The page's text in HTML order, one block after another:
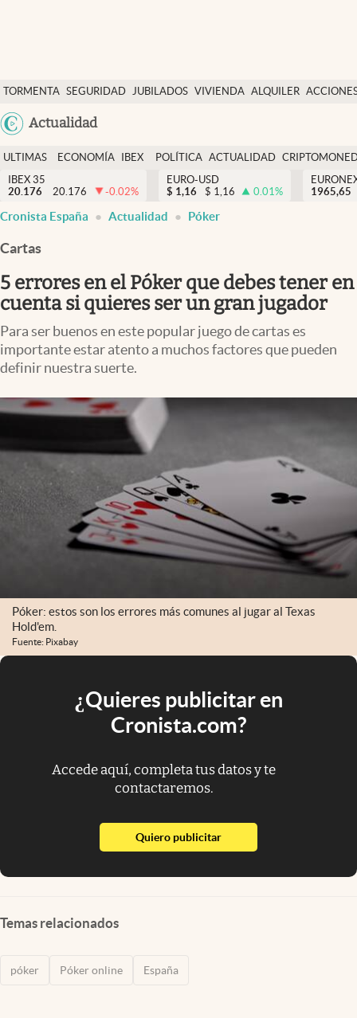
TORMENTA SEGURIDAD JUBILADOS VIVIENDA ALQUILER
USA
Actualidad
Economía y finanzas
Política
Actualidad
Criptomonedas
España
ULTIMAS
NOTICIAS
ECONOMÍA
FINANZAS
IBEX
EURO
POLÍTICA ACTUALIDAD
IBEX 35
20.176
20.176 -0.02%
EURO-USD
$ 1,16 $ 1,16 0.01%
1965,65
Cronista España Actualidad Póker
Cartas
5 errores en el Póker que debes tener en
cuenta si quieres ser un gran jugador
Para ser buenos en este popular juego de cartas es
importante estar atento a muchos factores que pueden
definir nuestra suerte.
Póker: estos son los errores más comunes al jugar al Texas
Hold'em.
Fuente: Pixabay
¿Quieres publicitar en
Cronista.com?
Accede aquí, completa tus datos y te
contactaremos.
Quiero publicitarabre en nueva pestaña
Temas relacionados
póker Póker online España